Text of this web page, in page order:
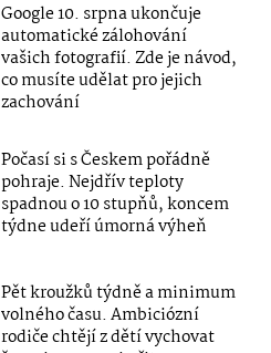
Google 10. srpna ukončuje
automatické zálohování
vašich fotografií. Zde je návod,
co musíte udělat pro jejich
zachování
Počasí si s Českem pořádně
pohraje. Nejdřív teploty
spadnou o 10 stupňů, koncem
týdne udeří úmorná výheň
Pět kroužků týdně a minimum
volného času. Ambiciózní
rodiče chtějí z dětí vychovat